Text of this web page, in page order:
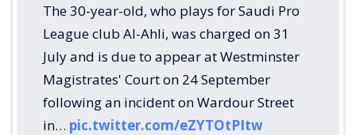
The 30-year-old, who plays for Saudi Pro
League club Al-Ahli, was charged on 31
July and is due to appear at Westminster
Magistrates' Court on 24 September
following an incident on Wardour Street
in… pic.twitter.com/eZYTOtPItw